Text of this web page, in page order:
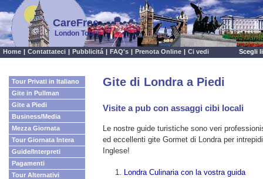
CareFree
London Tours
Gite di Londra a Piedi
Visite a pub con assaggi cibi locali
Le nostre guide turistiche sono veri
ed eccellenti gite Gormet di Londra per
Inglese!
Londra Culinaria con la vostra guida
Home | Contattateci | Pubblicitá | FAQ's | Prenota Online | Ci vedi Scegli
Tour Privati in Italiano
Gite in Pullman
Gite a Piedi
Business/Media
Mezza Giornata
Tour Giornata Intera
Guide/Interpreti
Pagamenti
Tour Alternativi